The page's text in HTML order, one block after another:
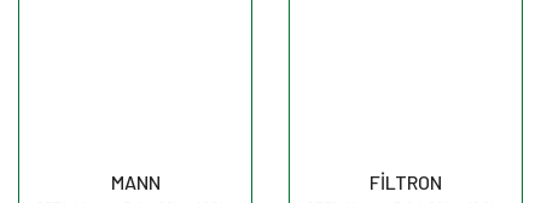
MANN FİLTRON